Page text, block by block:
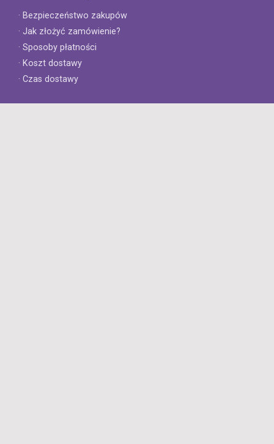
· Bezpieczeństwo zakupów
· Jak złożyć zamówienie?
· Sposoby płatności
· Koszt dostawy
· Czas dostawy